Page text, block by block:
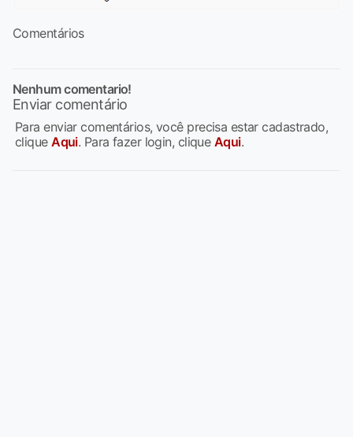
Comentários
Nenhum comentario!
Enviar comentário
Para enviar comentários, você precisa estar cadastrado,
cliqueAqui. Para fazer login, clique Aqui.